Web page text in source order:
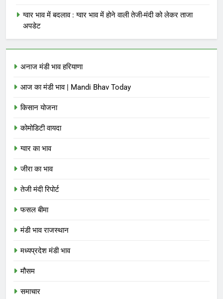
ग्वार भाव में बदलाव : ग्वार भाव में होने वाली तेजी-मंदी को लेकर ताजा
अपडेट
अनाज मंडी भाव हरियाणा
आज का मंडी भाव | Mandi Bhav Today
किसान योजना
कोमोडिटी वायदा
ग्वार का भाव
जीरा का भाव
तेजी मंदी रिपोर्ट
फसल बीमा
मंडी भाव राजस्थान
मध्यप्रदेश मंडी भाव
मौसम
समाचार